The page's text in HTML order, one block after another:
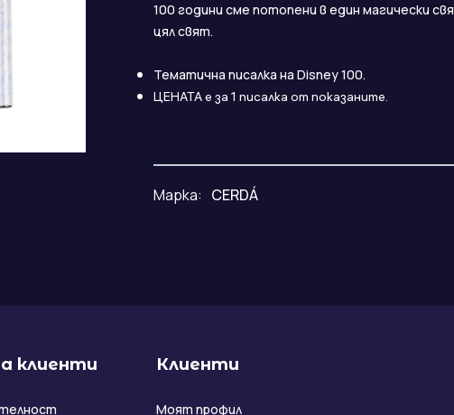
100 години сме потопени в един магически
цял свят.
Тематична писалка на Disney 100.
ЦЕНАТА е за 1 писалка от показаните.
Марка: CERDÁ
клиенти Клиенти
Моят профил